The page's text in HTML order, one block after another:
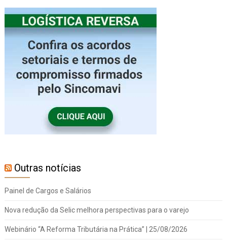
Outras notícias
Painel de Cargos e Salários
Nova redução da Selic melhora perspectivas para o varejo
Webinário “A Reforma Tributária na Prática” | 25/08/2026